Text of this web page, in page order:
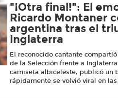
"¡Otra final!": El
Ricardo Montaner
argentina tras el
Inglaterra
El reconocido cantante
de la Selección frente a
camiseta albiceleste, publicó un
rápidamente se volvió viral en